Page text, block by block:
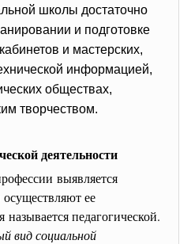
школы достаточно
и подготовке
и мастерских,
информацией,
обществах,
творчеством.
деятельности
выявляется
ее
педагогической.
вид социальной